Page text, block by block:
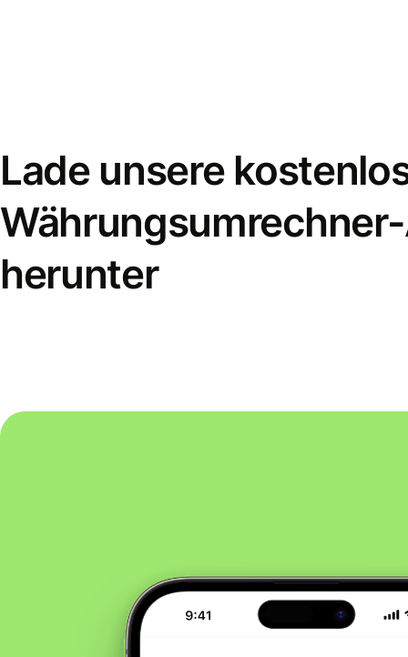
Lade unsere
herunter